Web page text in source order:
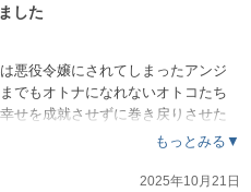
した
悪役令嬢にされてしまったアンジ
でもオトナになれないオトコたち
せを成就させずに巻き戻りさせた
イッキ読みをオススメします。
もっとみる▼
2025年10月21日